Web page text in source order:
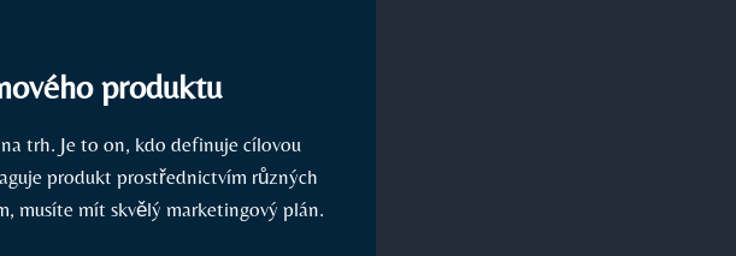
produktu
trh. Je to on, kdo definuje cílovou
produkt prostřednictvím různých
musíte mít skvělý marketingový plán.